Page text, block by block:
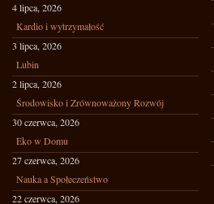
4 lipca, 2026
Kardio i wytrzymałość
3 lipca, 2026
Lubin
2 lipca, 2026
Środowisko i Zrównoważony Rozwój
30 czerwca, 2026
Eko w Domu
27 czerwca, 2026
Nauka a Społeczeństwo
22 czerwca, 2026